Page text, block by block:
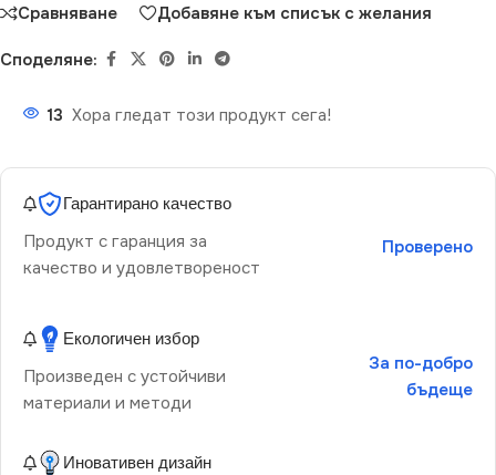
Сравняване Добавяне към списък с желания
Споделяне:
13 Хора гледат този продукт сега!
Гарантирано качество
Продукт с гаранция за
качество и удовлетвореност
Проверено
Екологичен избор
Произведен с устойчиви
материали и методи
За по-добро
бъдеще
Иновативен дизайн